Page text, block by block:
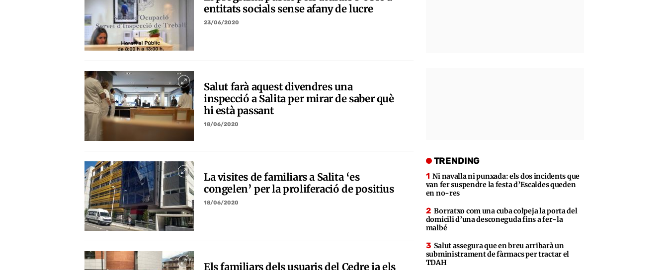
entitats socials sense afany de lucre
23/06/2020
Salut farà aquest divendres una
inspecció a Salita per mirar de saber què
hi està passant
18/06/2020
La visites de familiars a Salita ‘es
congelen’ per la proliferació de positius
18/06/2020
Els familiars dels usuaris del Cedre ja els
TRENDING
Ni navalla ni punxada: els dos incidents que
van fer suspendre la festa d’Escaldes queden
en no-res
Borratxo com una cuba colpeja la porta del
domicili d’una desconeguda fins a fer-la
malbé
Salut assegura que en breu arribarà un
subministrament de fàrmacs per tractar el
TDAH